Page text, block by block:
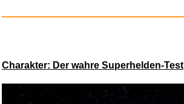
Charakter: Der wahre Superhelden-Test